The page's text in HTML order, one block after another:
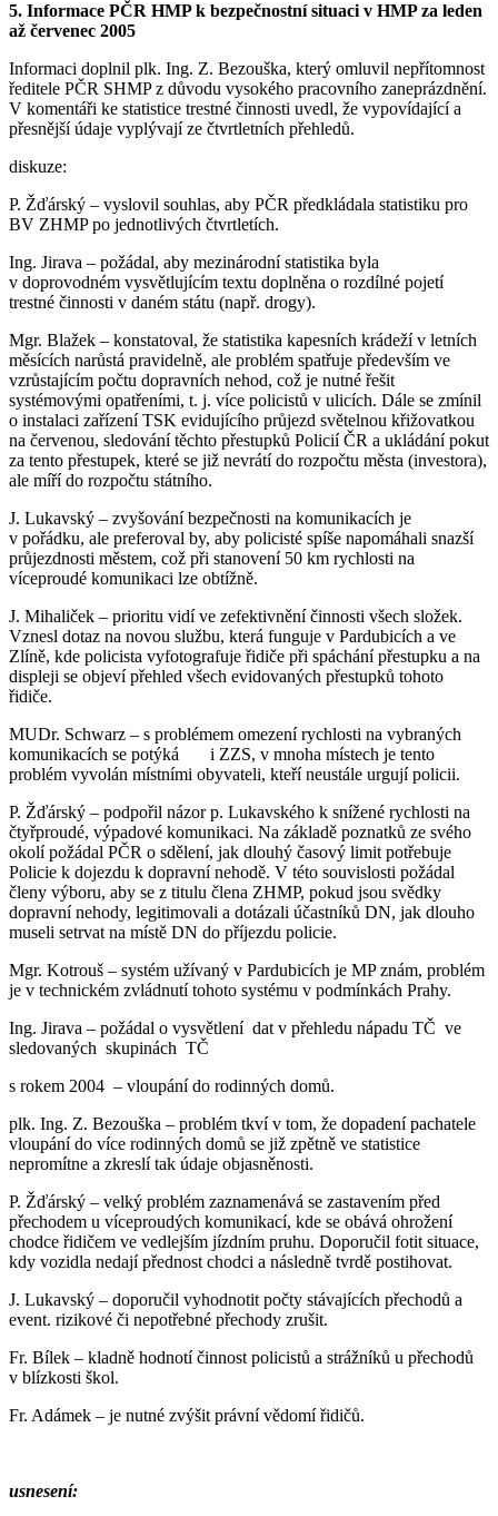
5. Informace PČR HMP k bezpečnostní situaci v HMP za leden
až červenec 2005
Informaci doplnil plk. Ing. Z. Bezouška, který omluvil nepřítomnost
ředitele PČR SHMP z důvodu vysokého pracovního zaneprázdnění.
V komentáři ke statistice trestné činnosti uvedl, že vypovídající a
přesnější údaje vyplývají ze čtvrtletních přehledů.
diskuze:
P. Žďárský – vyslovil souhlas, aby PČR předkládala statistiku pro
BV ZHMP po jednotlivých čtvrtletích.
Ing. Jirava – požádal, aby mezinárodní statistika byla
v doprovodném vysvětlujícím textu doplněna o rozdílné pojetí
trestné činnosti v daném státu (např. drogy).
Mgr. Blažek – konstatoval, že statistika kapesních krádeží v letních
měsících narůstá pravidelně, ale problém spatřuje především ve
vzrůstajícím počtu dopravních nehod, což je nutné řešit
systémovými opatřeními, t. j. více policistů v ulicích. Dále se zmínil
o instalaci zařízení TSK evidujícího průjezd světelnou křižovatkou
na červenou, sledování těchto přestupků Policií ČR a ukládání pokut
za tento přestupek, které se již nevrátí do rozpočtu města (investora),
ale míří do rozpočtu státního.
J. Lukavský – zvyšování bezpečnosti na komunikacích je
v pořádku, ale preferoval by, aby policisté spíše napomáhali snazší
průjezdnosti městem, což při stanovení 50 km rychlosti na
víceproudé komunikaci lze obtížně.
J. Mihaliček – prioritu vidí ve zefektivnění činnosti všech složek.
Vznesl dotaz na novou službu, která funguje v Pardubicích a ve
Zlíně, kde policista vyfotografuje řidiče při spáchání přestupku a na
displeji se objeví přehled všech evidovaných přestupků tohoto
řidiče.
MUDr. Schwarz – s problémem omezení rychlosti na vybraných
komunikacích se potýká i ZZS, v mnoha místech je tento
problém vyvolán místními obyvateli, kteří neustále urgují policii.
P. Žďárský – podpořil názor p. Lukavského k snížené rychlosti na
čtyřproudé, výpadové komunikaci. Na základě poznatků ze svého
okolí požádal PČR o sdělení, jak dlouhý časový limit potřebuje
Policie k dojezdu k dopravní nehodě. V této souvislosti požádal
členy výboru, aby se z titulu člena ZHMP, pokud jsou svědky
dopravní nehody, legitimovali a dotázali účastníků DN, jak dlouho
museli setrvat na místě DN do příjezdu policie.
Mgr. Kotrouš – systém užívaný v Pardubicích je MP znám, problém
je v technickém zvládnutí tohoto systému v podmínkách Prahy.
Ing. Jirava – požádal o vysvětlení dat v přehledu nápadu TČ ve
sledovaných skupinách TČ
s rokem 2004 – vloupání do rodinných domů.
plk. Ing. Z. Bezouška – problém tkví v tom, že dopadení pachatele
vloupání do více rodinných domů se již zpětně ve statistice
nepromítne a zkreslí tak údaje objasněnosti.
P. Žďárský – velký problém zaznamenává se zastavením před
přechodem u víceproudých komunikací, kde se obává ohrožení
chodce řidičem ve vedlejším jízdním pruhu. Doporučil fotit situace,
kdy vozidla nedají přednost chodci a následně tvrdě postihovat.
J. Lukavský – doporučil vyhodnotit počty stávajících přechodů a
event. rizikové či nepotřebné přechody zrušit.
Fr. Bílek – kladně hodnotí činnost policistů a strážníků u přechodů
v blízkosti škol.
Fr. Adámek – je nutné zvýšit právní vědomí řidičů.
usnesení: